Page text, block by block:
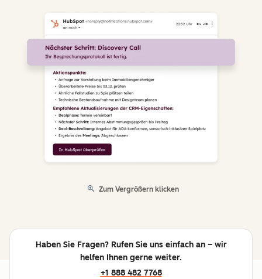
Zum Vergrößern klicken
Haben Sie Fragen? Rufen Sie uns einfach an – wir
helfen Ihnen gerne weiter.
+1 888 482 7768